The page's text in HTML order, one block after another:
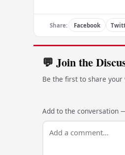
Share: Facebook
💬 Join the
Be the first to share
Add to the conversation